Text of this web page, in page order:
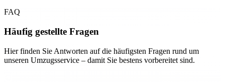
FAQ
Häufig gestellte Fragen
Hier finden Sie Antworten auf die häufigsten Fragen rund um
unseren Umzugsservice – damit Sie bestens vorbereitet sind.